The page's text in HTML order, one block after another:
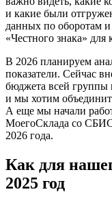
и какие были
данных по оборотам и
«Честного знака» для
В 2026 планируем
показатели. Сейчас
бюджета всей
и мы хотим
А еще мы начали
МоегоСклада со
2026 года.
Как для
2025 год